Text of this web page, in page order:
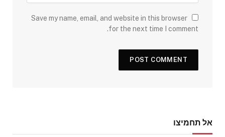
Save my name, email, and website in this browser
for the next time I comment.
אל תחמיצו